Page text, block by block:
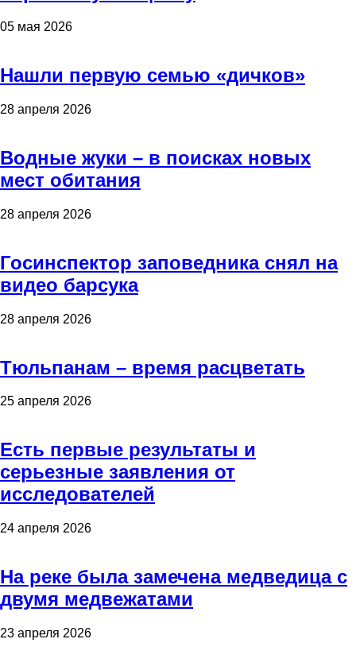
05 мая 2026
Нашли первую семью «дичков»
28 апреля 2026
Водные жуки – в поисках новых
мест обитания
28 апреля 2026
Госинспектор заповедника снял на
видео барсука
28 апреля 2026
Тюльпанам – время расцветать
25 апреля 2026
Есть первые результаты и
серьезные заявления от
исследователей
24 апреля 2026
На реке была замечена медведица с
двумя медвежатами
23 апреля 2026